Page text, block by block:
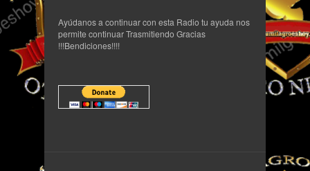
Ayúdanos a continuar con esta Radio tu ayuda nos
permite continuar Trasmitiendo Gracias
!!!Bendiciones!!!!